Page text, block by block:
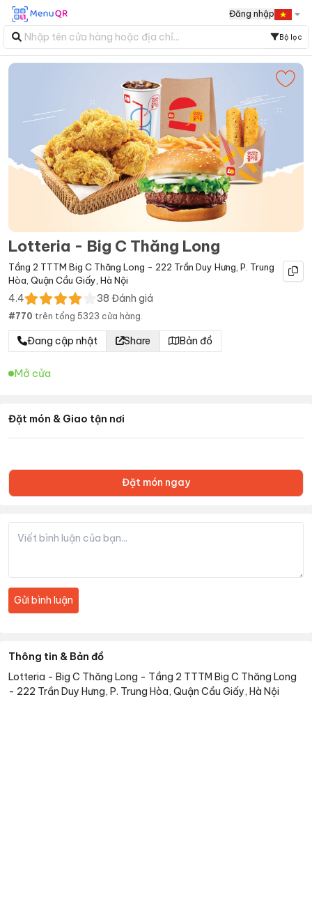
Đăng nhập
Bộ lọc
Lotteria - Big C Thăng Long
Tầng 2 TTTM Big C Thăng Long - 222 Trần Duy Hưng P. Trung
Hòa Quận Cầu Giấy Hà Nội
4.4 38 Đánh giá
#770 trên tổng 5323 cửa hàng.
Đang cập nhật Share Bản đồ
Mở cửa
Đặt món & Giao tận nơi
Đặt món ngay
Gửi bình luận
Thông tin & Bản đồ
Lotteria - Big C Thăng Long - Tầng 2 TTTM Big C Thăng Long
- 222 Trần Duy Hưng, P. Trung Hòa, Quận Cầu Giấy, Hà Nội